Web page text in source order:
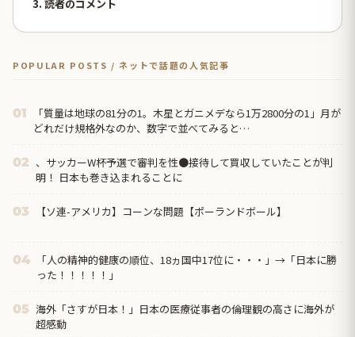
3. 読者のコメント
POPULAR POSTS / ネットで話題の人気記事
01
「質量は地球の81分の1。木星とガニメデなら1万2800分の1」月が
どれだけ規格外なのか、数字で並べてみると…
02 、サッカーW杯予選で審判を性●接待して買収していたことが判
明！ 日本も巻き込まれることに
03 【ソ連-アメリカ】コーンな問題【ポーランドボール】
04
「人の精神的健康の順位、18ヵ国中17位に・・・」→「日本に勝
った！！！！！」
05 海外「さすが日本！」日本の医療従事者の倫理観の高さに海外が
超感動